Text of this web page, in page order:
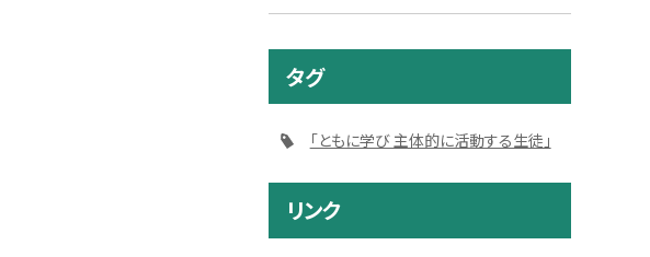
タグ
「ともに学び 主体的に活動する生徒」
リンク